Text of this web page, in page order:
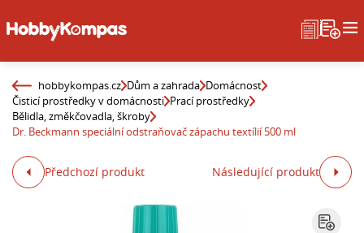
hobbykompas.cz Dům a zahrada Domácnost
Čisticí prostředky v domácnosti Prací prostředky
Bělidla, změkčovadla, škroby
Dr. Beckmann speciální odstraňovač zápachu textílií 500 ml
Předchozí produkt Následující produkt